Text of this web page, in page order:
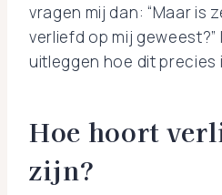
vragen mij dan: “Maar is
verliefd op mij geweest?”
uitleggen hoe dit precies
Hoe hoort
zijn?